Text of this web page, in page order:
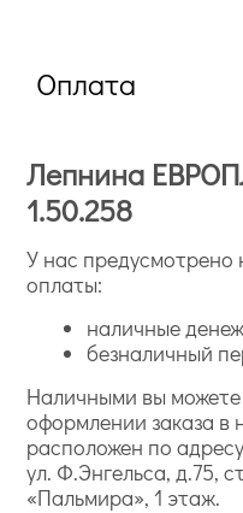
Оплата
Лепнина
1.50.258
У нас предусмотрено
оплаты:
наличные
безналичный
Наличными вы
оформлении заказа
расположен по
ул. Ф.Энгельса, д.75,
«Пальмира», 1 этаж.